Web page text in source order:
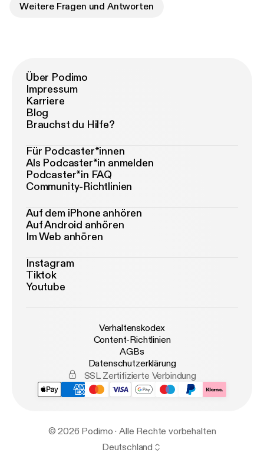
Weitere Fragen und Antworten
Über Podimo
Impressum
Karriere
Blog
Brauchst du Hilfe?
Für Podcaster*innen
Als Podcaster*in anmelden
Podcaster*in FAQ
Community-Richtlinien
Auf dem iPhone anhören
Auf Android anhören
Im Web anhören
Instagram
Tiktok
Youtube
Verhaltenskodex
Content-Richtlinien
AGBs
Datenschutzerklärung
SSL Zertifizierte Verbindung
© 2026 Podimo · Alle Rechte vorbehalten
Deutschland